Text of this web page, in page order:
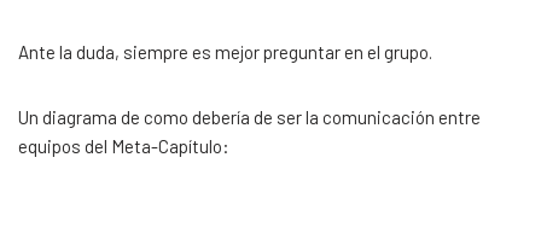
Ante la duda, siempre es mejor preguntar en el grupo.
Un diagrama de como debería de ser la comunicación entre
equipos del Meta-Capítulo: